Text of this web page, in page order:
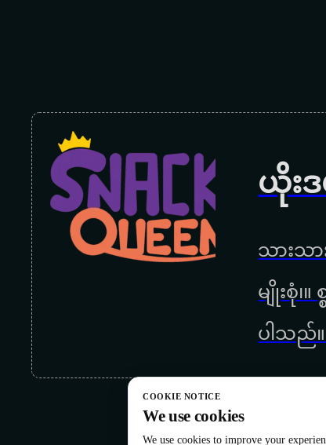
ယိုး
သားသာ
မျိုးစုံ၊
ပါသည်
COOKIE NOTICE
We use cookies
We use cookies to improve your